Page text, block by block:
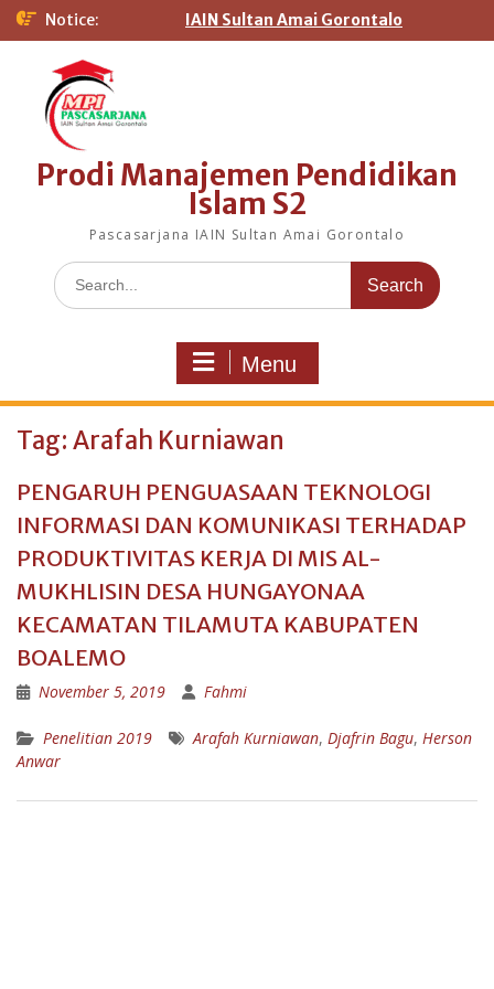
Notice: IAIN Sultan Amai Gorontalo
Prodi Manajemen Pendidikan
Islam S2
Pascasarjana IAIN Sultan Amai Gorontalo
Menu
Tag: Arafah Kurniawan
PENGARUH PENGUASAAN TEKNOLOGI
INFORMASI DAN KOMUNIKASI TERHADAP
PRODUKTIVITAS KERJA DI MIS AL-
MUKHLISIN DESA HUNGAYONAA
KECAMATAN TILAMUTA KABUPATEN
BOALEMO
November 5, 2019 Fahmi
Penelitian 2019 Arafah Kurniawan, Djafrin Bagu, Herson
Anwar